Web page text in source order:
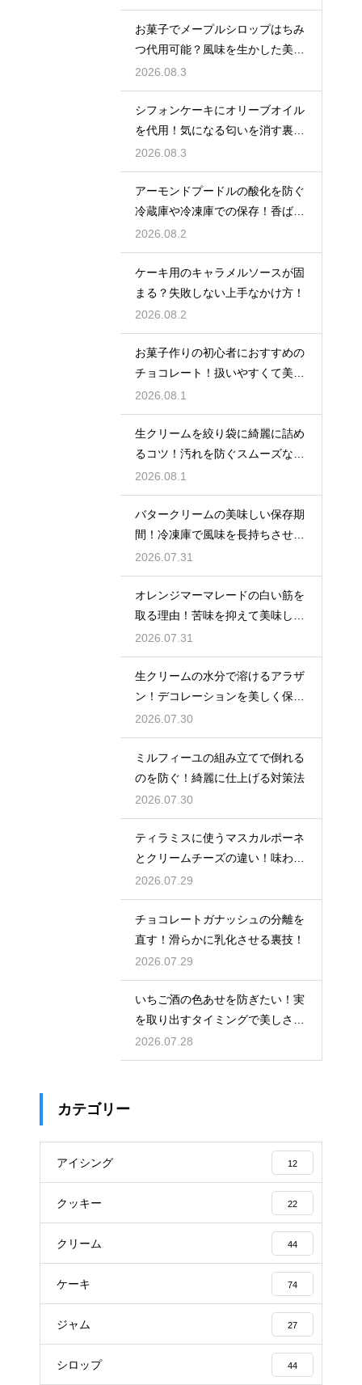
本
お菓子でメープルシロップはちみ
つ代用可能？風味を生かした美味
しい技
2026.08.3
シフォンケーキにオリーブオイル
を代用！気になる匂いを消す裏ワ
ザ
2026.08.3
アーモンドプードルの酸化を防ぐ
冷蔵庫や冷凍庫での保存！香ばし
い風味を保ってお菓子を美味しく
する
2026.08.2
ケーキ用のキャラメルソースが固
まる？失敗しない上手なかけ方！
2026.08.2
お菓子作りの初心者におすすめの
チョコレート！扱いやすくて美味
しい種類を紹介
2026.08.1
生クリームを絞り袋に綺麗に詰め
るコツ！汚れを防ぐスムーズな入
れ方
2026.08.1
バタークリームの美味しい保存期
間！冷凍庫で風味を長持ちさせる
コツ
2026.07.31
オレンジマーマレードの白い筋を
取る理由！苦味を抑えて美味しい
ジャムに仕上げる
2026.07.31
生クリームの水分で溶けるアラザ
ン！デコレーションを美しく保つ
ための飾るタイミングとコツ
2026.07.30
ミルフィーユの組み立てで倒れる
のを防ぐ！綺麗に仕上げる対策法
2026.07.30
ティラミスに使うマスカルポーネ
とクリームチーズの違い！味わい
を比較
2026.07.29
チョコレートガナッシュの分離を
直す！滑らかに乳化させる裏技！
2026.07.29
いちご酒の色あせを防ぎたい！実
を取り出すタイミングで美しさを
保つ
2026.07.28
カテゴリー
アイシング 12
クッキー 22
クリーム 44
ケーキ 74
ジャム 27
シロップ 44